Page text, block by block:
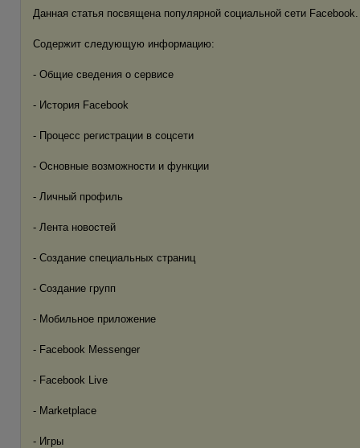
Данная статья посвящена популярной социальной сети Facebook.
Содержит следующую информацию:
- Общие сведения о сервисе
- История Facebook
- Процесс регистрации в соцсети
- Основные возможности и функции
- Личный профиль
- Лента новостей
- Создание специальных страниц
- Создание групп
- Мобильное приложение
- Facebook Messenger
- Facebook Live
- Marketplace
- Игры